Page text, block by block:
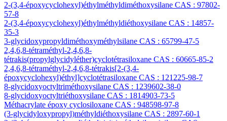
2-(3,4-époxycyclohexyl)éthylméthyldiméthoxysilane CAS : 97802-
57-8
2-(3,4-époxycyclohexyl)éthylméthyldiéthoxysilane CAS : 14857-
35-3
3-glycidoxypropyldiméthoxyméthylsilane CAS : 65799-47-5
2,4,6,8-tétraméthyl-2,4,6,8-
tétrakis(propylglycidyléther)cyclotétrasiloxane CAS : 60665-85-2
2,4,6,8-tétraméthyl-2,4,6,8-tétrakis[2-(3,4-
époxycyclohexyl)éthyl]cyclotétrasiloxane CAS : 121225-98-7
8-glycidoxyoctyltriméthoxysilane CAS : 1239602-38-0
8-glycidoxyoctyltriéthoxysilane CAS : 1814903-73-5
Méthacrylate époxy cyclosiloxane CAS : 948598-97-8
(3-glycidyloxypropyl)méthyldiéthoxysilane CAS : 2897-60-1